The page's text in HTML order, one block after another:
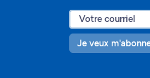
Je veux